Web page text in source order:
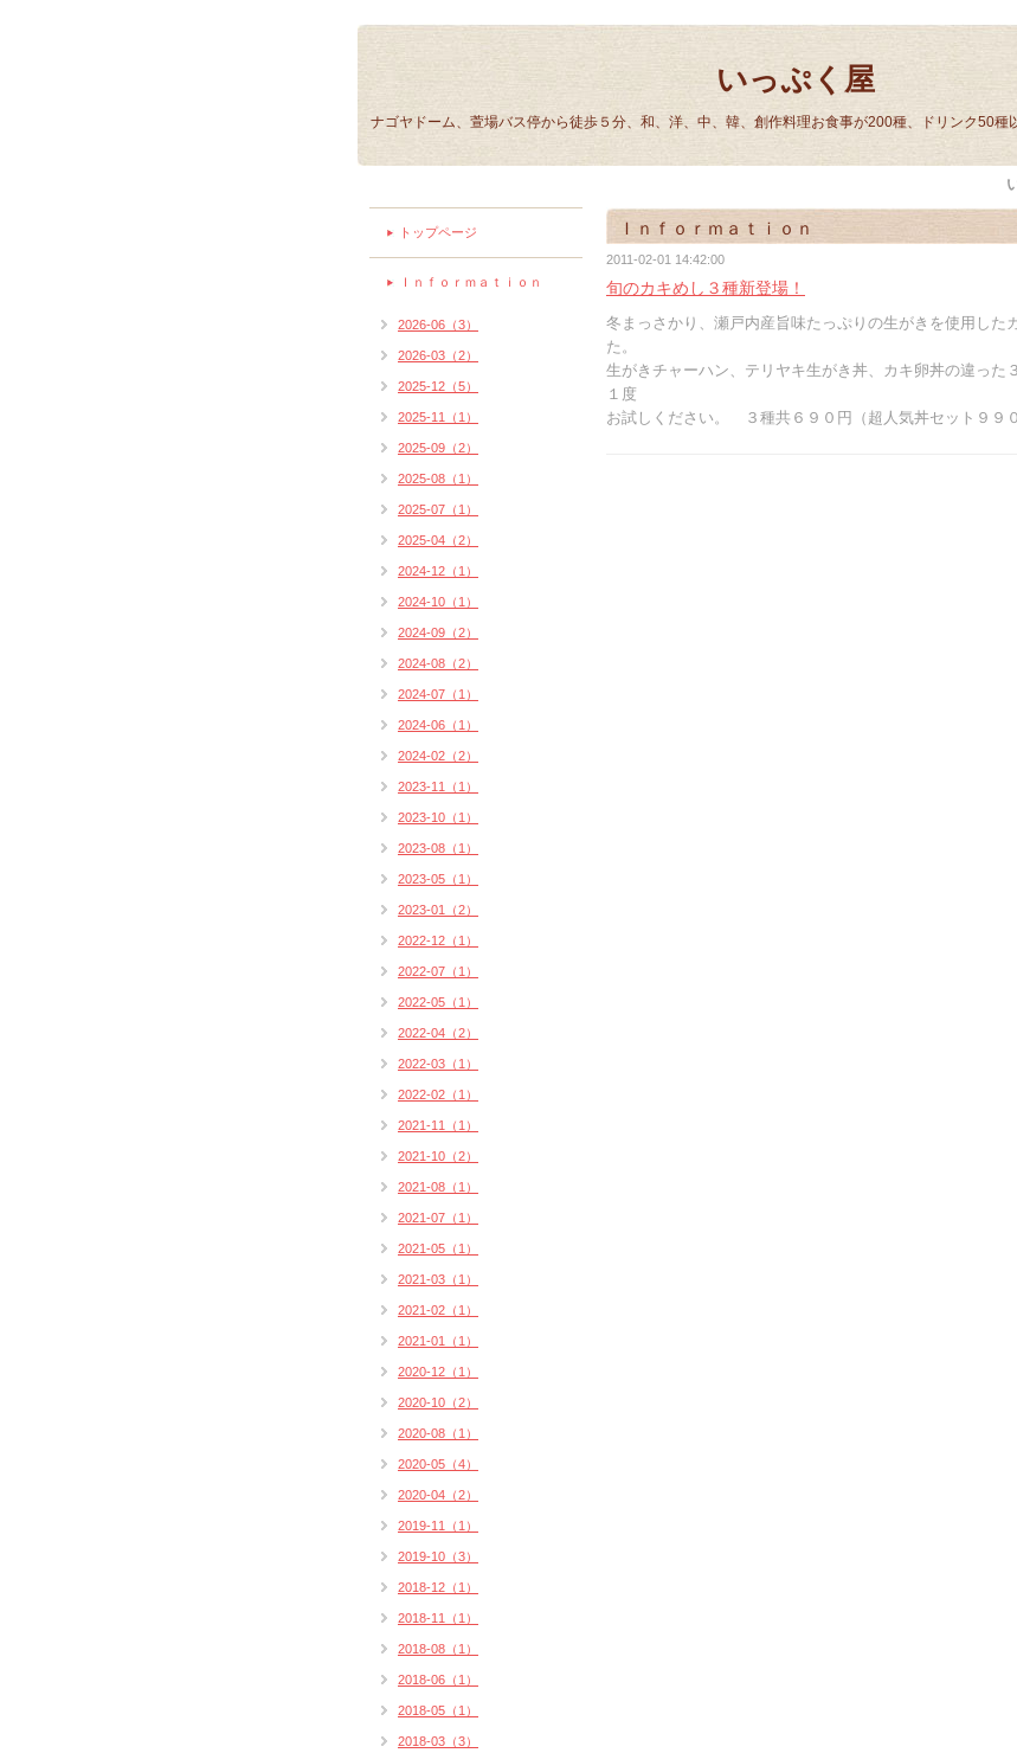
いっぷく屋
ナゴヤドーム、萱場バス停から徒歩５分、和、洋、中、韓、創作料理お食事が200種、ドリンク50種
Ｉｎｆｏｒｍａｔｉｏｎ
2011-02-01 14:42:00
旬のカキめし３種新登場！
冬まっさかり、瀬戸内産旨味たっぷりの生がきを使用した
た。
生がきチャーハン、テリヤキ生がき丼、カキ卵丼の違った
１度
お試しください。 ３種共６９０円（超人気丼セット９９０
トップページ
Ｉｎｆｏｒｍａｔｉｏｎ
2026-06（3）
2026-03（2）
2025-12（5）
2025-11（1）
2025-09（2）
2025-08（1）
2025-07（1）
2025-04（2）
2024-12（1）
2024-10（1）
2024-09（2）
2024-08（2）
2024-07（1）
2024-06（1）
2024-02（2）
2023-11（1）
2023-10（1）
2023-08（1）
2023-05（1）
2023-01（2）
2022-12（1）
2022-07（1）
2022-05（1）
2022-04（2）
2022-03（1）
2022-02（1）
2021-11（1）
2021-10（2）
2021-08（1）
2021-07（1）
2021-05（1）
2021-03（1）
2021-02（1）
2021-01（1）
2020-12（1）
2020-10（2）
2020-08（1）
2020-05（4）
2020-04（2）
2019-11（1）
2019-10（3）
2018-12（1）
2018-11（1）
2018-08（1）
2018-06（1）
2018-05（1）
2018-03（3）